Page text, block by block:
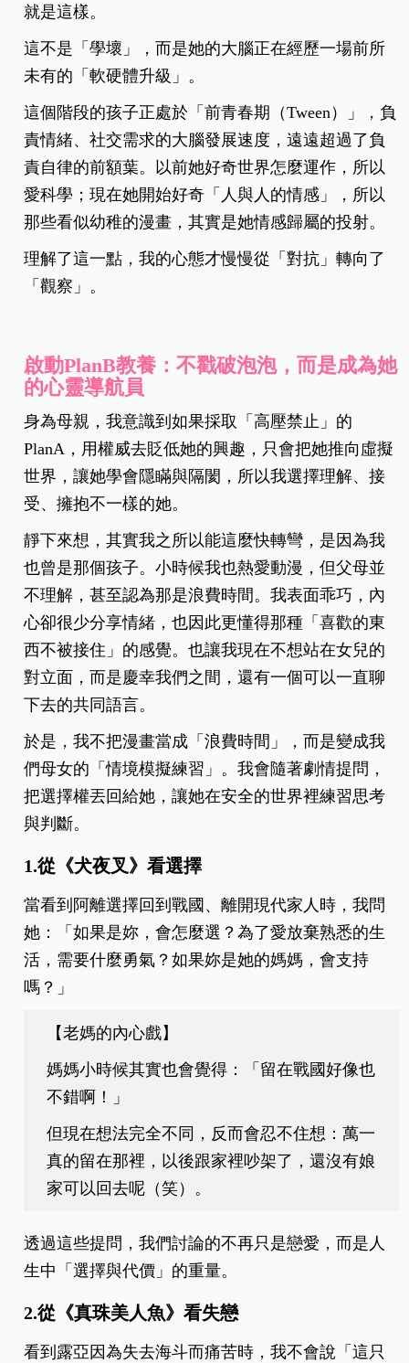
就是這樣。
這不是「學壞」，而是她的大腦正在經歷一場前所
未有的「軟硬體升級」。
這個階段的孩子正處於「前青春期（Tween）」，負
責情緒、社交需求的大腦發展速度，遠遠超過了負
責自律的前額葉。以前她好奇世界怎麼運作，所以
愛科學；現在她開始好奇「人與人的情感」，所以
那些看似幼稚的漫畫，其實是她情感歸屬的投射。
理解了這一點，我的心態才慢慢從「對抗」轉向了
「觀察」。
啟動PlanB教養：不戳破泡泡，而是成為她
的心靈導航員
身為母親，我意識到如果採取「高壓禁止」的
PlanA，用權威去貶低她的興趣，只會把她推向虛擬
世界，讓她學會隱瞞與隔閡，所以我選擇理解、接
受、擁抱不一樣的她。
靜下來想，其實我之所以能這麼快轉彎，是因為我
也曾是那個孩子。小時候我也熱愛動漫，但父母並
不理解，甚至認為那是浪費時間。我表面乖巧，內
心卻很少分享情緒，也因此更懂得那種「喜歡的東
西不被接住」的感覺。也讓我現在不想站在女兒的
對立面，而是慶幸我們之間，還有一個可以一直聊
下去的共同語言。
於是，我不把漫畫當成「浪費時間」，而是變成我
們母女的「情境模擬練習」。我會隨著劇情提問，
把選擇權丟回給她，讓她在安全的世界裡練習思考
與判斷。
1.從《犬夜叉》看選擇
當看到阿離選擇回到戰國、離開現代家人時，我問
她：「如果是妳，會怎麼選？為了愛放棄熟悉的生
活，需要什麼勇氣？如果妳是她的媽媽，會支持
嗎？」
【老媽的內心戲】
媽媽小時候其實也會覺得：「留在戰國好像也
不錯啊！」
但現在想法完全不同，反而會忍不住想：萬一
真的留在那裡，以後跟家裡吵架了，還沒有娘
家可以回去呢（笑）。
透過這些提問，我們討論的不再只是戀愛，而是人
生中「選擇與代價」的重量。
2.從《真珠美人魚》看失戀
看到露亞因為失去海斗而痛苦時，我不會說「這只